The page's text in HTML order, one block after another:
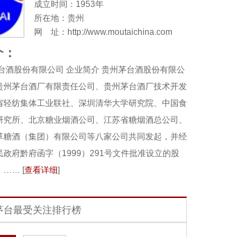
成立时间：1953年
所在地： 贵州
网 址：http://www.moutaichina.com
股份有限公司 企业简介 贵州茅台酒股份有限公
州茅台酒厂有限责任公司、贵州茅台酒厂技术开发
轻纺集体工业联社、深圳清华大学研究院、中国食
所、北京糖业烟酒公司、江苏省糖烟酒总公司、
糖酒（集团）有限公司等八家公司共同发起，并经
政府黔府函字（1999）291号文件批准设立的股
…… [查看详细]
台最受关注排行榜